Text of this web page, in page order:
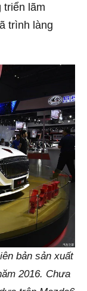
triển lãm
trình làng
bản sản xuất
2016. Chưa